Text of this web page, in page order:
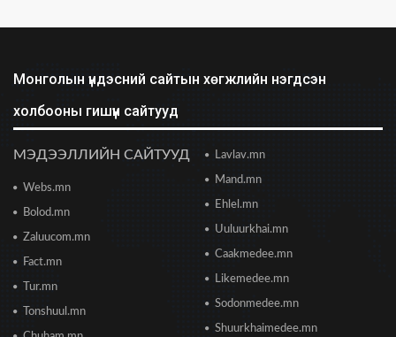
2028 оны сонгуульд Т.Баярхүү хүч үзэхээ мэдэгдэв
2026/06/23 18:47
худалдааны төв худалдаа эрхлэгчдэд хаалгаа
Борооны ус зайлуулах худаг, шугам руу ахуйн
2026/06/20 11:04
Монголын үндэсний сайтын хөгжлийн нэгдсэн
холбооны гишүүн сайтууд
МЭДЭЭЛЛИЙН САЙТУУД
Webs.mn
Bolod.mn
Zaluucom.mn
Fact.mn
Tur.mn
Tonshuul.mn
Lavlav.mn
Mand.mn
Ehlel.mn
Uuluurkhai.mn
Caakmedee.mn
Likemedee.mn
Sodonmedee.mn
Shuurkhaimedee.mn